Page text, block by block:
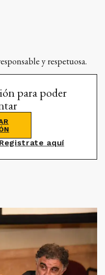
y respetuosa.
para poder
Registrate aquí